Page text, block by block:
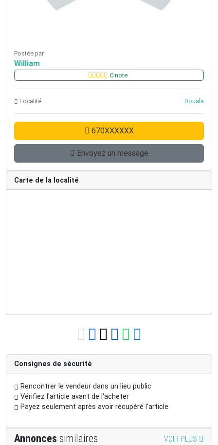
Postée par
William
0 note
Localité Douala
670XXXXXX
Envoyez un message
Carte de la localité
Consignes de sécurité
Rencontrer le vendeur dans un lieu public
Vérifiez l'article avant de l'acheter
Payez seulement après avoir récupéré l'article
Annonces similaires VOIR PLUS